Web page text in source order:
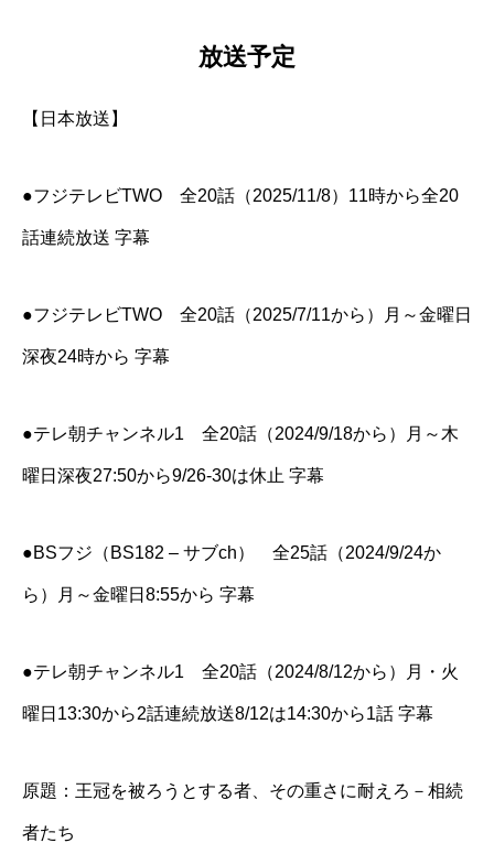
放送予定
【日本放送】
●フジテレビTWO 全20話（2025/11/8）11時から全20
話連続放送 字幕
●フジテレビTWO 全20話（2025/7/11から）月～金曜日
深夜24時から 字幕
●テレ朝チャンネル1 全20話（2024/9/18から）月～木
曜日深夜27:50から9/26-30は休止 字幕
●BSフジ（BS182 – サブch） 全25話（2024/9/24か
ら）月～金曜日8:55から 字幕
●テレ朝チャンネル1 全20話（2024/8/12から）月・火
曜日13:30から2話連続放送8/12は14:30から1話 字幕
原題：王冠を被ろうとする者、その重さに耐えろ－相続
者たち